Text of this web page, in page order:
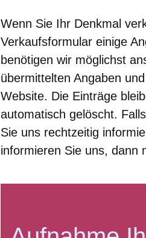
Wenn Sie Ihr Denkmal
Verkaufsformular einige
benötigen wir möglichst
übermittelten Angaben
Website. Die Einträge
automatisch gelöscht.
Sie uns rechtzeitig
informieren Sie uns, dann